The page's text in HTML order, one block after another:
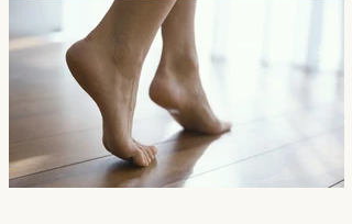
りやすくしてくれるというメリットも。...